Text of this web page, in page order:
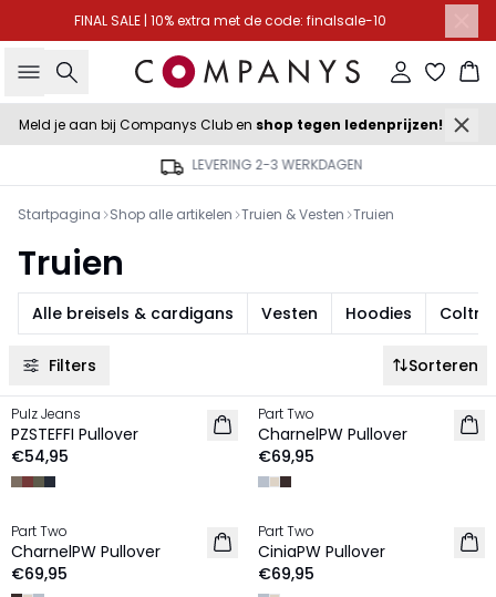
FINAL SALE | 10% extra met de code: finalsale-10
Zoeken Inloggen
Meld je aan bij Companys Club en shop tegen ledenprijzen!
LEVERING 2-3 WERKDAGEN
Startpagina Shop alle artikelen Truien & Vesten Truien
Truien
Alle breisels & cardigans Vesten Hoodies Coltrui
Filters Sorteren
NIEUW
Pulz Jeans
PZSTEFFI Pullover
€54,95
NIEUW
Part Two
CharnelPW Pullover
€69,95
NIEUW
Part Two
CharnelPW Pullover
€69,95
NIEUW
Part Two
CiniaPW Pullover
€69,95